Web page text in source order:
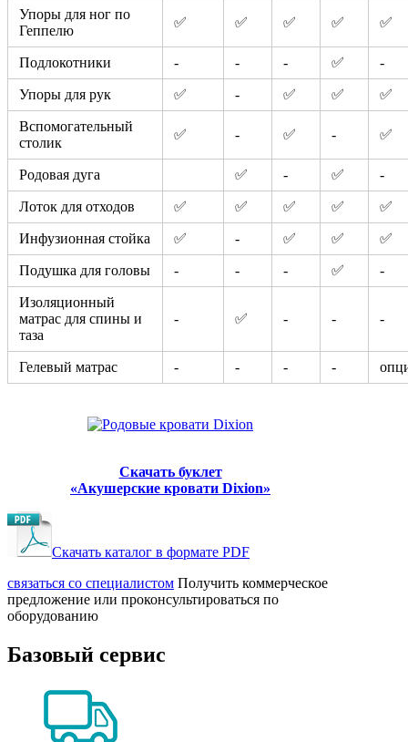
Упоры для ног по
Геппелю
✅ ✅ ✅ ✅ ✅
Подлокотники - - - ✅ -
Упоры для рук ✅ - ✅ ✅ ✅
Вспомогательный
столик
✅ - ✅ - ✅
Родовая дуга ✅ - ✅ -
Лоток для отходов ✅ ✅ ✅ ✅ ✅
Инфузионная стойка ✅ - ✅ ✅ ✅
Подушка для головы - - - ✅ -
Изоляционный
матрас для спины и
таза
- ✅ - - -
Гелевый матрас - - - -
Скачать буклет
«‎Акушерские кровати Dixion»
Скачать каталог в формате PDF
cвязаться со специалистом Получить коммерческое
предложение или проконсультироваться по
оборудованию
Базовый сервис